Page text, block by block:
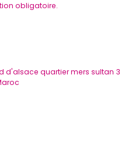
obligatoire.
d'alsace quartier mers sultan 3